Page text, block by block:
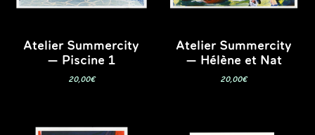
Atelier Summercity
— Piscine 1
20,00€
Atelier Summercity
— Hélène et Nat
20,00€